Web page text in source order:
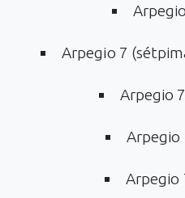
Arpegio 7
Arpegio
Arpegio
Arpegio